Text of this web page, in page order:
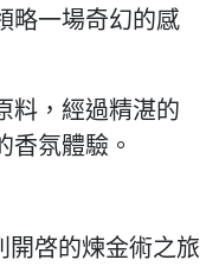
略一場奇幻的感
料，經過精湛的
香氛體驗。
開啓的煉金術之旅